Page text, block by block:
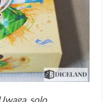
solo